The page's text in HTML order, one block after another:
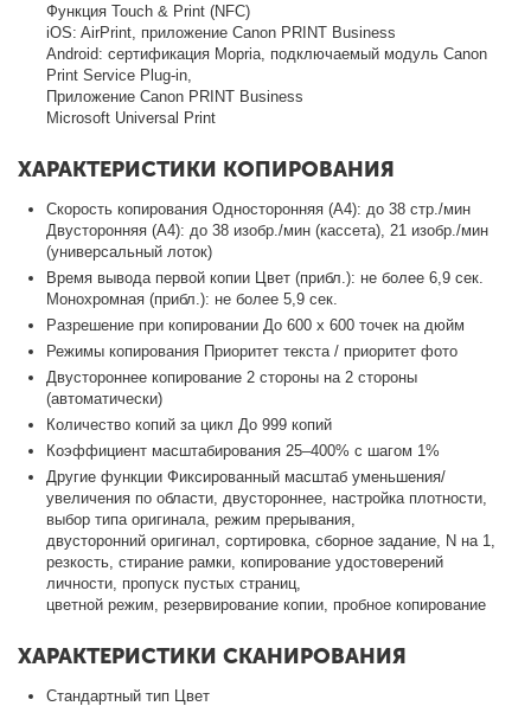
Функция Touch & Print (NFC)
iOS: AirPrint, приложение Canon PRINT Business
Android: сертификация Mopria, подключаемый модуль Canon
Print Service Plug-in,
Приложение Canon PRINT Business
Microsoft Universal Print
ХАРАКТЕРИСТИКИ КОПИРОВАНИЯ
Скорость копирования Односторонняя (A4): до 38 стр./мин
Двусторонняя (A4): до 38 изобр./мин (кассета), 21 изобр./мин
(универсальный лоток)
Время вывода первой копии Цвет (прибл.): не более 6,9 сек.
Монохромная (прибл.): не более 5,9 сек.
Разрешение при копировании До 600 х 600 точек на дюйм
Режимы копирования Приоритет текста / приоритет фото
Двустороннее копирование 2 стороны на 2 стороны
(автоматически)
Количество копий за цикл До 999 копий
Коэффициент масштабирования 25–400% с шагом 1%
Другие функции Фиксированный масштаб уменьшения/
увеличения по области, двустороннее, настройка плотности,
выбор типа оригинала, режим прерывания,
двусторонний оригинал, сортировка, сборное задание, N на 1,
резкость, стирание рамки, копирование удостоверений
личности, пропуск пустых страниц,
цветной режим, резервирование копии, пробное копирование
ХАРАКТЕРИСТИКИ СКАНИРОВАНИЯ
Стандартный тип Цвет